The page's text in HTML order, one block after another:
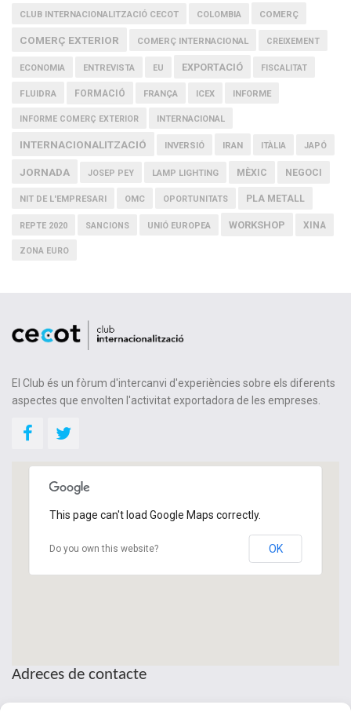
CLUB INTERNACIONALITZACIÓ CECOT COLOMBIA COMERÇ
COMERÇ EXTERIOR COMERÇ INTERNACIONAL CREIXEMENT
ECONOMIA ENTREVISTA EU EXPORTACIÓ FISCALITAT
FLUIDRA FORMACIÓ FRANÇA ICEX INFORME
INFORME COMERÇ EXTERIOR INTERNACIONAL
INTERNACIONALITZACIÓ INVERSIÓ IRAN ITÀLIA JAPÓ
JORNADA JOSEP PEY LAMP LIGHTING MÈXIC NEGOCI
NIT DE L'EMPRESARI OMC OPORTUNITATS PLA METALL
REPTE 2020 SANCIONS UNIÓ EUROPEA WORKSHOP XINA
ZONA EURO
El Club és un fòrum d'intercanvi d'experiències sobre els diferents
aspectes que envolten l'activitat exportadora de les empreses.
This page can't load Google Maps correctly.
Do you own this website? OK
Adreces de contacte